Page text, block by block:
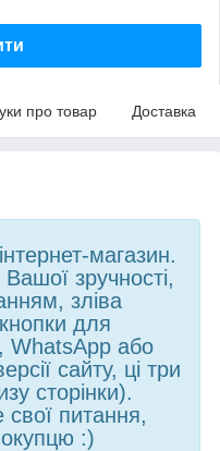
про товар Доставка
магазин.
зручності,
зліва
для
WhatsApp або
сайту, ці три
сторінки).
питання,
:)